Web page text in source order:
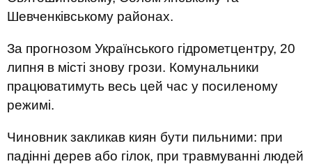
Шевченківському районах.
За прогнозом Українського гідрометцентру, 20
липня в місті знову грози. Комунальники
працюватимуть весь цей час у посиленому
режимі.
Чиновник закликав киян бути пильними: при
падінні дерев або гілок, при травмуванні людей